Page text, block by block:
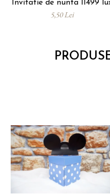
Invitatie de nunta 11499
5,50 Lei